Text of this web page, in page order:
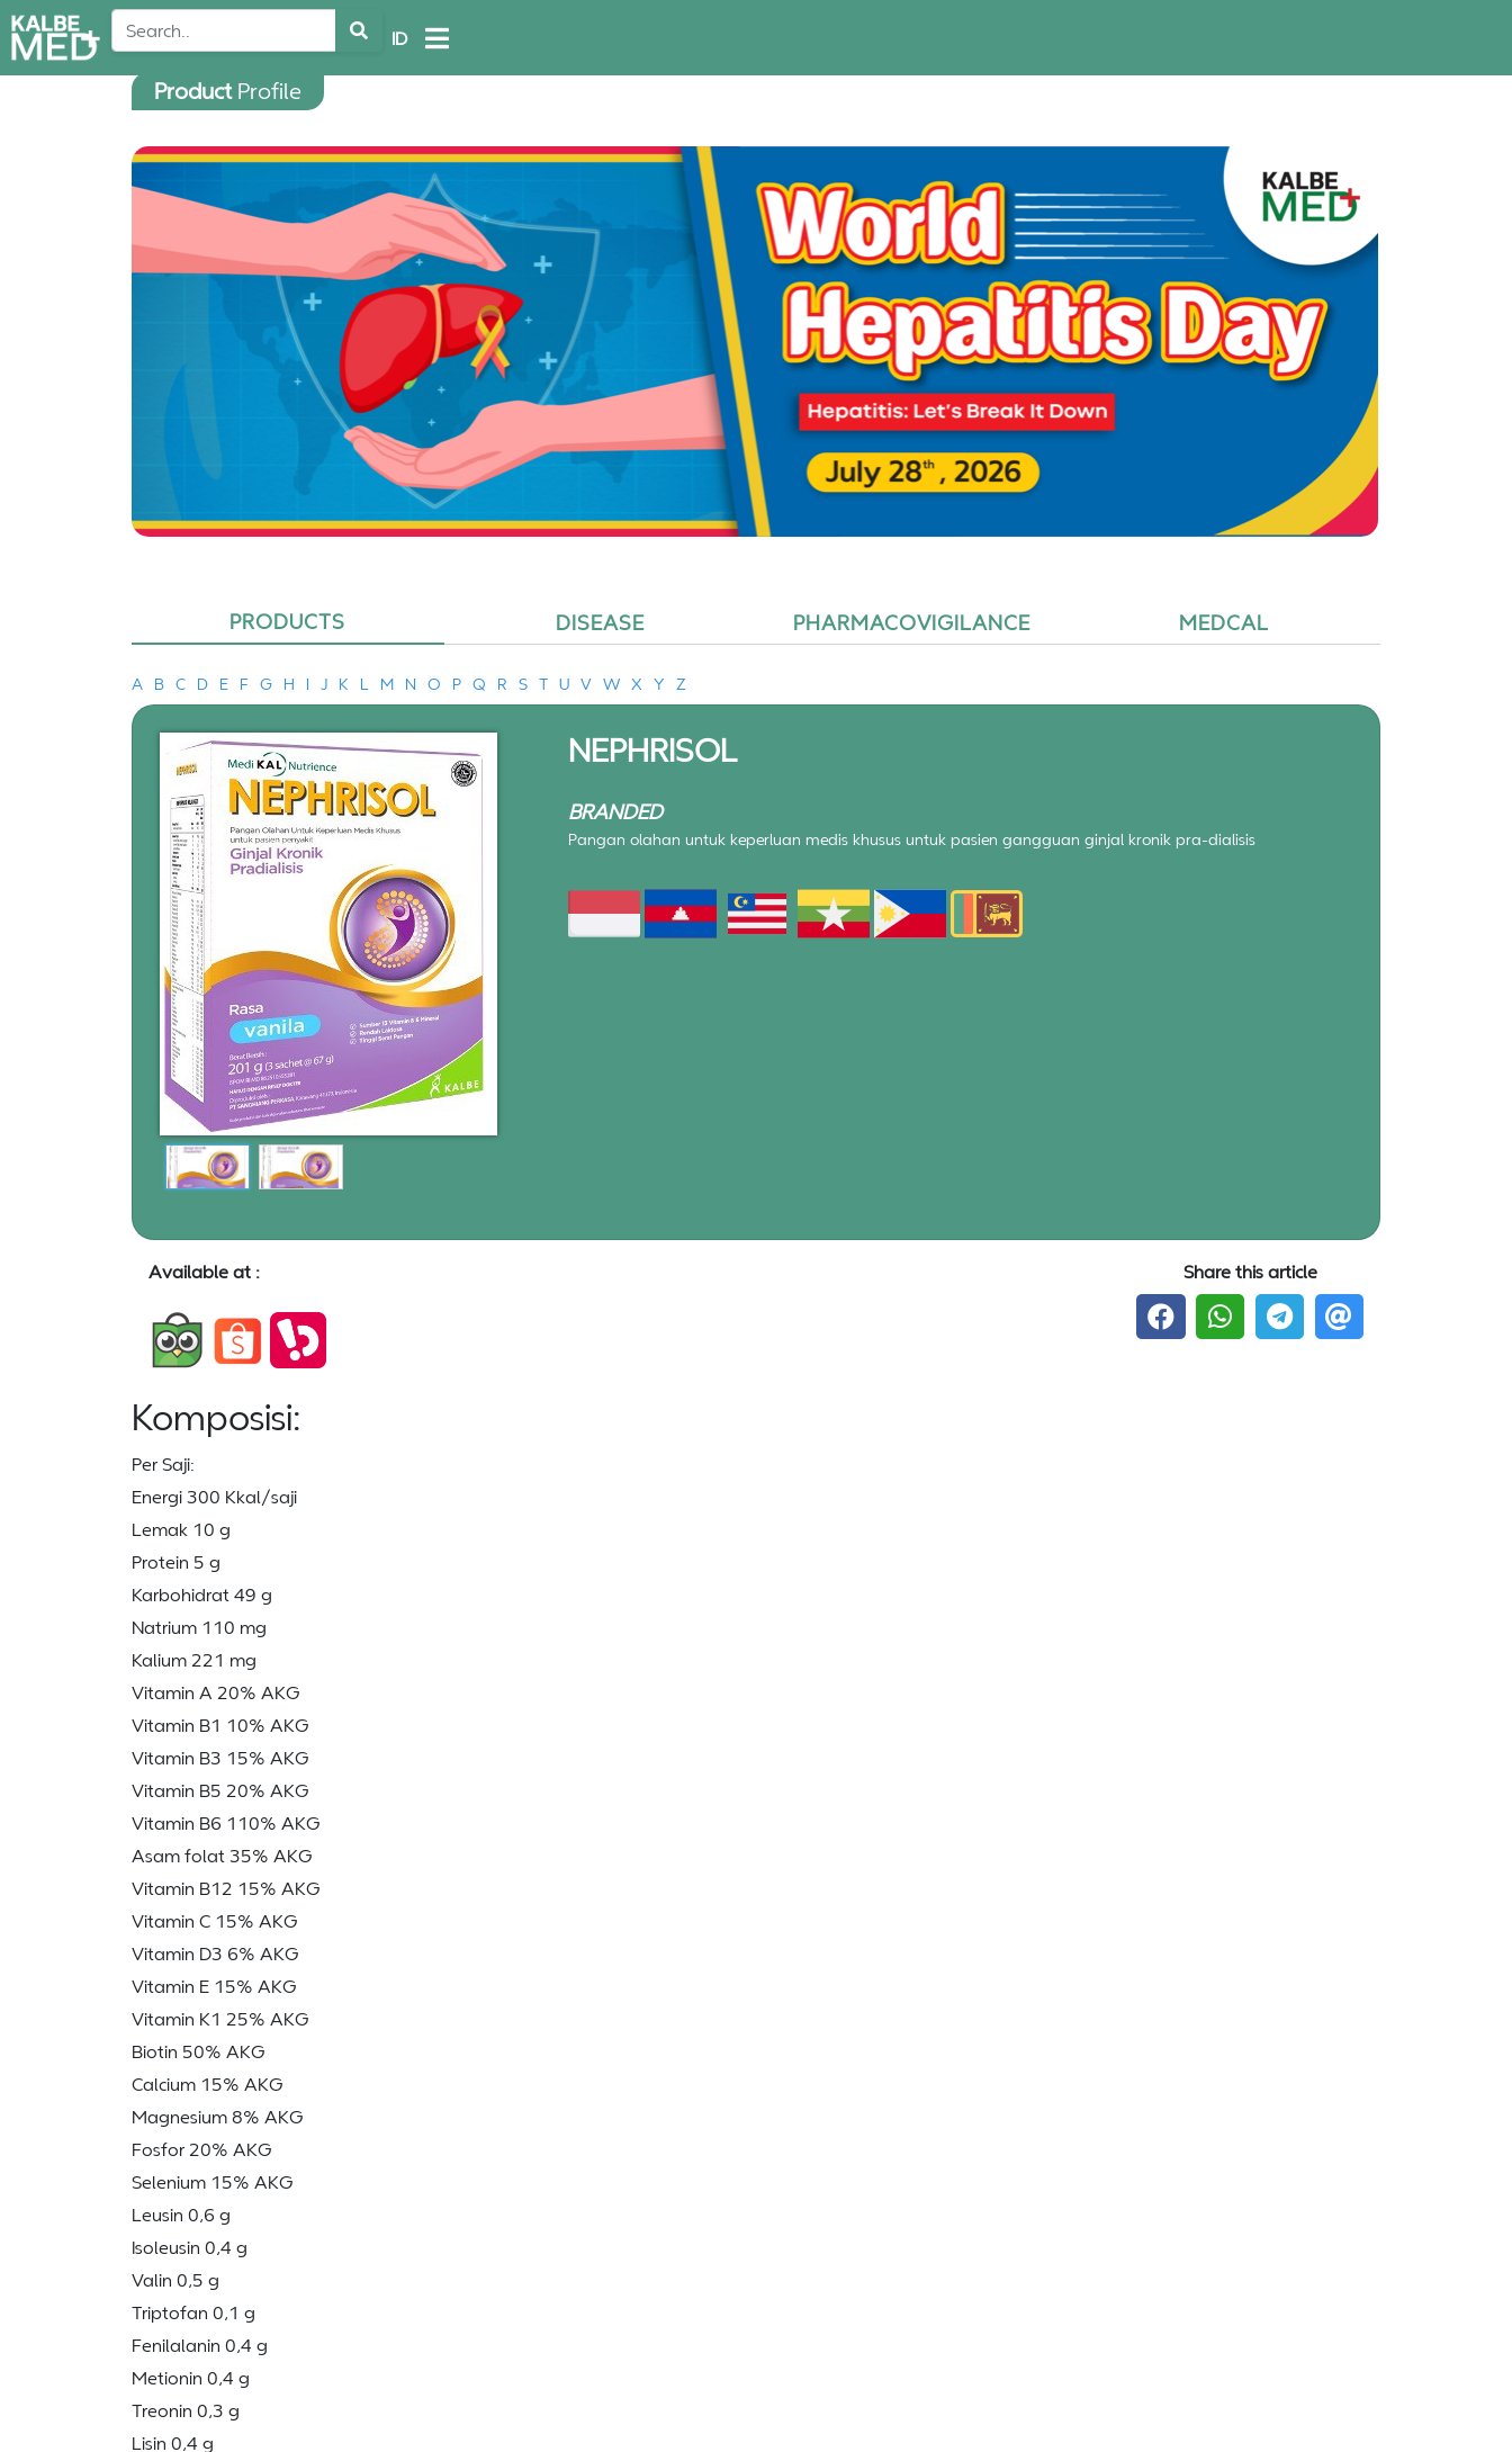
ID
ProductProfile
PRODUCTS DISEASE PHARMACOVIGILANCE MEDCAL
A B C D E F G H I J K L M N O P Q R S T U V W X Y Z
NEPHRISOL
BRANDED
Pangan olahan untuk keperluan medis khusus untuk pasien gangguan ginjal kronik pra-dialisis
Available at : Share this article
Komposisi:
Per Saji:
Energi 300 Kkal/saji
Lemak 10 g
Protein 5 g
Karbohidrat 49 g
Natrium 110 mg
Kalium 221 mg
Vitamin A 20% AKG
Vitamin B1 10% AKG
Vitamin B3 15% AKG
Vitamin B5 20% AKG
Vitamin B6 110% AKG
Asam folat 35% AKG
Vitamin B12 15% AKG
Vitamin C 15% AKG
Vitamin D3 6% AKG
Vitamin E 15% AKG
Vitamin K1 25% AKG
Biotin 50% AKG
Calcium 15% AKG
Magnesium 8% AKG
Fosfor 20% AKG
Selenium 15% AKG
Leusin 0,6 g
Isoleusin 0,4 g
Valin 0,5 g
Triptofan 0,1 g
Fenilalanin 0,4 g
Metionin 0,4 g
Treonin 0,3 g
Lisin 0,4 g